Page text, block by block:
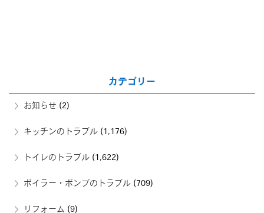
カテゴリー
お知らせ (2)
キッチンのトラブル (1,176)
トイレのトラブル (1,622)
ボイラー・ポンプのトラブル (709)
リフォーム (9)